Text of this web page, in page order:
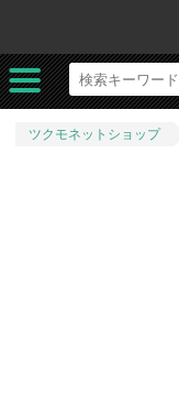
ツクモネットショップ